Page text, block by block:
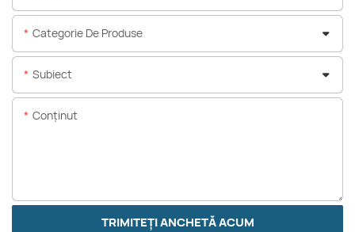
Categorie De Produse
Subiect
Conţinut
TRIMITEȚI ANCHETĂ ACUM